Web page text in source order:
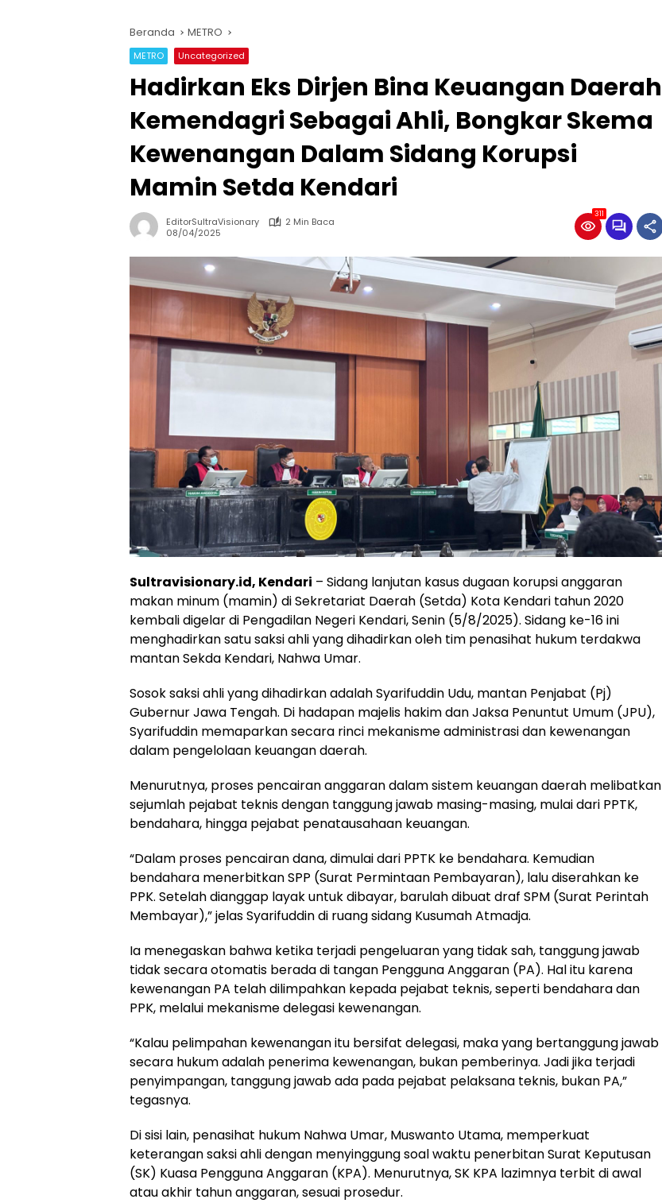
Beranda METRO
METRO Uncategorized
Hadirkan Eks Dirjen Bina Keuangan Daerah
Kemendagri Sebagai Ahli, Bongkar Skema
Kewenangan Dalam Sidang Korupsi
Mamin Setda Kendari
EditorSultraVisionary
2 Min Baca
08/04/2025
311
Sultravisionary.id, Kendari – Sidang lanjutan kasus dugaan korupsi anggaran
makan minum (mamin) di Sekretariat Daerah (Setda) Kota Kendari tahun 2020
kembali digelar di Pengadilan Negeri Kendari, Senin (5/8/2025). Sidang ke-16 ini
menghadirkan satu saksi ahli yang dihadirkan oleh tim penasihat hukum terdakwa
mantan Sekda Kendari, Nahwa Umar.
Sosok saksi ahli yang dihadirkan adalah Syarifuddin Udu, mantan Penjabat (Pj)
Gubernur Jawa Tengah. Di hadapan majelis hakim dan Jaksa Penuntut Umum (JPU),
Syarifuddin memaparkan secara rinci mekanisme administrasi dan kewenangan
dalam pengelolaan keuangan daerah.
Menurutnya, proses pencairan anggaran dalam sistem keuangan daerah melibatkan
sejumlah pejabat teknis dengan tanggung jawab masing-masing, mulai dari PPTK,
bendahara, hingga pejabat penatausahaan keuangan.
“Dalam proses pencairan dana, dimulai dari PPTK ke bendahara. Kemudian
bendahara menerbitkan SPP (Surat Permintaan Pembayaran), lalu diserahkan ke
PPK. Setelah dianggap layak untuk dibayar, barulah dibuat draf SPM (Surat Perintah
Membayar),” jelas Syarifuddin di ruang sidang Kusumah Atmadja.
Ia menegaskan bahwa ketika terjadi pengeluaran yang tidak sah, tanggung jawab
tidak secara otomatis berada di tangan Pengguna Anggaran (PA). Hal itu karena
kewenangan PA telah dilimpahkan kepada pejabat teknis, seperti bendahara dan
PPK, melalui mekanisme delegasi kewenangan.
“Kalau pelimpahan kewenangan itu bersifat delegasi, maka yang bertanggung jawab
secara hukum adalah penerima kewenangan, bukan pemberinya. Jadi jika terjadi
penyimpangan, tanggung jawab ada pada pejabat pelaksana teknis, bukan PA,”
tegasnya.
Di sisi lain, penasihat hukum Nahwa Umar, Muswanto Utama, memperkuat
keterangan saksi ahli dengan menyinggung soal waktu penerbitan Surat Keputusan
(SK) Kuasa Pengguna Anggaran (KPA). Menurutnya, SK KPA lazimnya terbit di awal
atau akhir tahun anggaran, sesuai prosedur.